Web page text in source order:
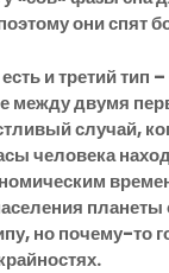
они спят
и третий тип
между двумя
случай,
человека
планеты
но почему-то